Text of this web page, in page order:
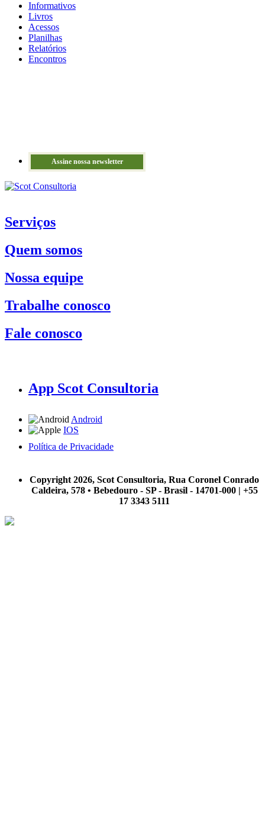
Informativos
Livros
Acessos
Planilhas
Relatórios
Encontros
Assine nossa newsletter
Serviços
Quem somos
Nossa equipe
Trabalhe conosco
Fale conosco
App Scot Consultoria
Android
IOS
Política de Privacidade
Copyright 2026, Scot Consultoria, Rua Coronel Conrado
Caldeira, 578 • Bebedouro - SP - Brasil - 14701-000 | +55
17 3343 5111